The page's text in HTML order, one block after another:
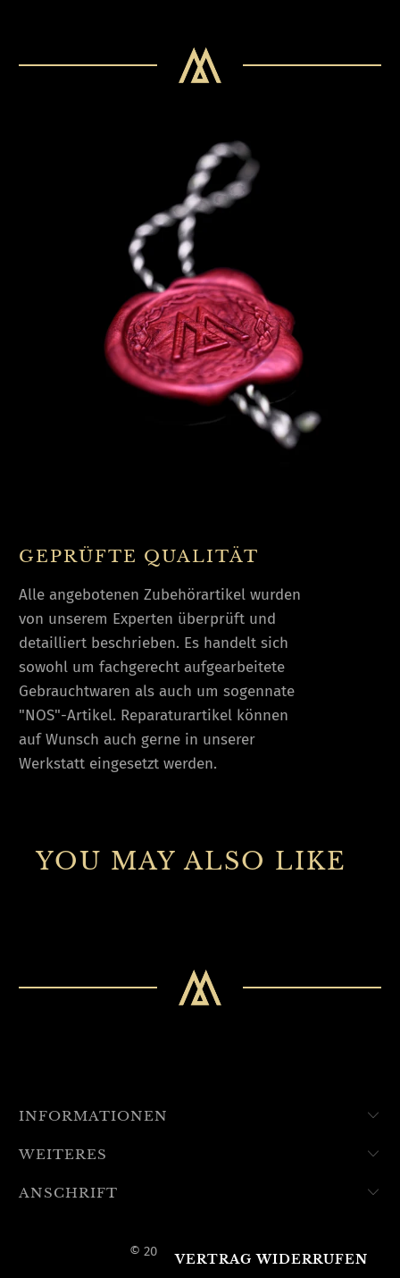
GEPRÜFTE QUALITÄT
Alle angebotenen Zubehörartikel wurden
von unserem Experten überprüft und
detailliert beschrieben. Es handelt sich
sowohl um fachgerecht aufgearbeitete
Gebrauchtwaren als auch um sogennate
"NOS"-Artikel. Reparaturartikel können
auf Wunsch auch gerne in unserer
Werkstatt eingesetzt werden.
YOU MAY ALSO LIKE
INFORMATIONEN
WEITERES
ANSCHRIFT
© 2026 Mercarus GmbH
VERTRAG WIDERRUFEN